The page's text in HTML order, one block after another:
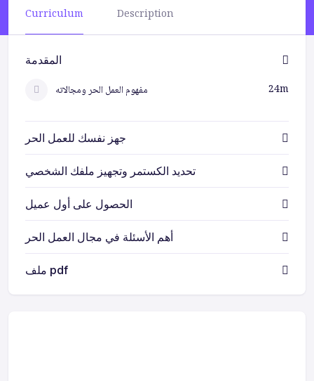
Curriculum Description
المقدمة
مفهوم العمل الحر ومجالاته 24m
جهز نفسك للعمل الحر
تحديد الكستمر وتجهيز ملفك الشخصي
الحصول على أول عميل
أهم الأسئلة في مجال العمل الحر
ملف pdf